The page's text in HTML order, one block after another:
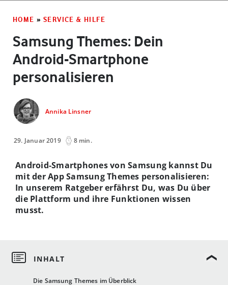
HOME » SERVICE & HILFE
Samsung Themes: Dein
Android-Smartphone
personalisieren
Annika Linsner
29. Januar 2019 8 min.
Die Samsung Themes im Überblick
Android-Smartphones von Samsung kannst Du
mit der App Samsung Themes personalisieren:
In unserem Ratgeber erfährst Du, was Du über
die Plattform und ihre Funktionen wissen
musst.